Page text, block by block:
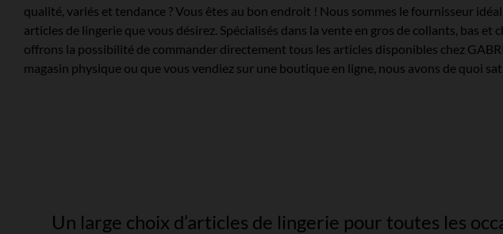
qualité, variés et tendance ? Vous êtes au bon endroit ! Nous sommes le fournisseur
articles de lingerie que vous désirez. Spécialisés dans la vente en gros de collants, bas et
offrons la possibilité de commander directement tous les articles disponibles chez
magasin physique ou que vous vendiez sur une boutique en ligne, nous avons de quoi
Un large choix d’articles de lingerie pour toutes les